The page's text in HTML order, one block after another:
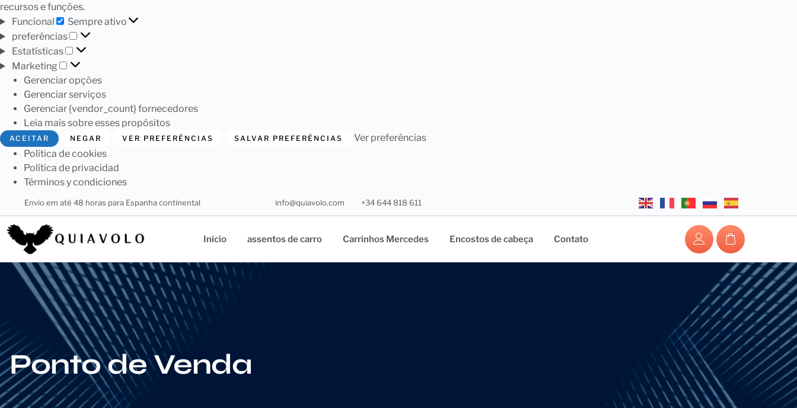
recursos e funções.
Funcional
Sempre ativo
preferências
Estatísticas
Marketing
Gerenciar opções
Gerenciar serviços
Gerenciar {vendor_count} fornecedores
Leia mais sobre esses propósitos
ACEITAR NEGAR VER PREFERÊNCIAS SALVAR PREFERÊNCIAS
Ver preferências
Política de cookies
Política de privacidad
Términos y condiciones
Envio em até 48 horas para Espanha continental info@quiavolo.com +34 644 818 611
Início assentos de carro Carrinhos Mercedes Encostos de cabeça Contato
Ponto de Venda